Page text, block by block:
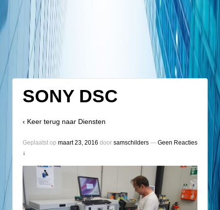
SONY DSC
‹ Keer terug naar Diensten
Geplaatst op maart 23, 2016 door samschilders — Geen Reacties
↓